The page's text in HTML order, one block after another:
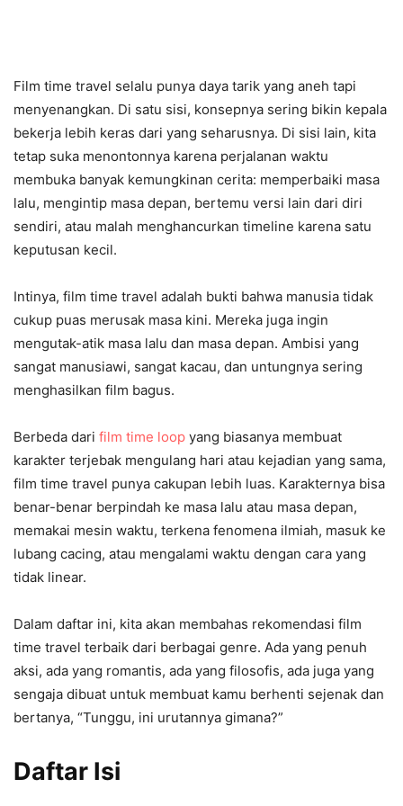
Film time travel selalu punya daya tarik yang aneh tapi
menyenangkan. Di satu sisi, konsepnya sering bikin kepala
bekerja lebih keras dari yang seharusnya. Di sisi lain, kita
tetap suka menontonnya karena perjalanan waktu
membuka banyak kemungkinan cerita: memperbaiki masa
lalu, mengintip masa depan, bertemu versi lain dari diri
sendiri, atau malah menghancurkan timeline karena satu
keputusan kecil.
Intinya, film time travel adalah bukti bahwa manusia tidak
cukup puas merusak masa kini. Mereka juga ingin
mengutak-atik masa lalu dan masa depan. Ambisi yang
sangat manusiawi, sangat kacau, dan untungnya sering
menghasilkan film bagus.
Berbeda dari film time loop yang biasanya membuat
karakter terjebak mengulang hari atau kejadian yang sama,
film time travel punya cakupan lebih luas. Karakternya bisa
benar-benar berpindah ke masa lalu atau masa depan,
memakai mesin waktu, terkena fenomena ilmiah, masuk ke
lubang cacing, atau mengalami waktu dengan cara yang
tidak linear.
Dalam daftar ini, kita akan membahas rekomendasi film
time travel terbaik dari berbagai genre. Ada yang penuh
aksi, ada yang romantis, ada yang filosofis, ada juga yang
sengaja dibuat untuk membuat kamu berhenti sejenak dan
bertanya, “Tunggu, ini urutannya gimana?”
Daftar Isi